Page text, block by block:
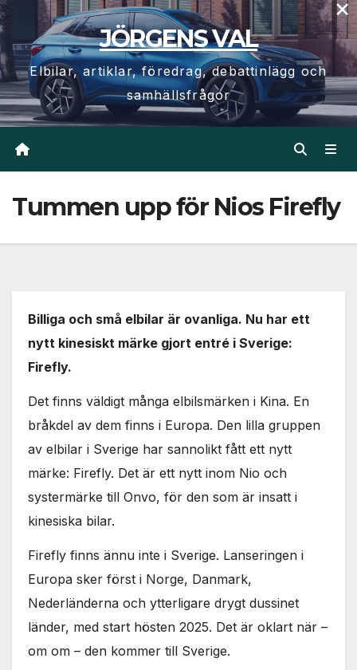
Hoppa
till
innehåll
JÖRGENS VAL
Elbilar, artiklar, föredrag, debattinlägg och
samhällsfrågor
Tummen upp för Nios Firefly
Billiga och små elbilar är ovanliga. Nu har ett
nytt kinesiskt märke gjort entré i Sverige:
Firefly.
Det finns väldigt många elbilsmärken i Kina. En
bråkdel av dem finns i Europa. Den lilla gruppen
av elbilar i Sverige har sannolikt fått ett nytt
märke: Firefly. Det är ett nytt inom Nio och
systermärke till Onvo, för den som är insatt i
kinesiska bilar.
Firefly finns ännu inte i Sverige. Lanseringen i
Europa sker först i Norge, Danmark,
Nederländerna och ytterligare drygt dussinet
länder, med start hösten 2025. Det är oklart när –
om om – den kommer till Sverige.
×